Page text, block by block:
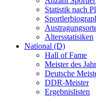
Statistik nach
Altersstatisiken
National (D)
Hall of Fame
Meister des
Deutsche
DDR-Meister
Ergebnislisten